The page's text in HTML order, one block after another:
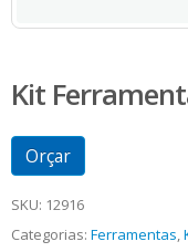
Kit
Orçar
SKU: 12916
Categorias: Ferramentas,